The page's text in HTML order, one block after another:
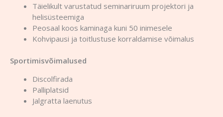
Täielikult varustatud seminariruum projektori ja
helisüsteemiga
Peosaal koos kaminaga kuni 50 inimesele
Kohvipausi ja toitlustuse korraldamise võimalus
Sportimisvõimalused
Discolfirada
Palliplatsid
Jalgratta laenutus